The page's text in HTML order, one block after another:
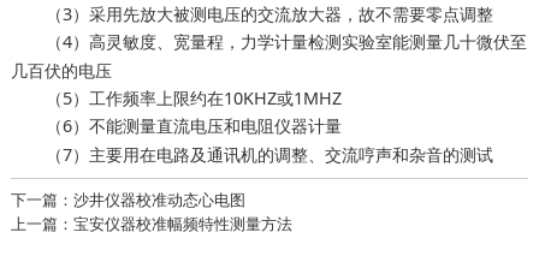
（3）采用先放大被测电压的交流放大器，故不需要零点调整
（4）高灵敏度、宽量程， 力学计量检测实验室能测量几十微伏至
几百伏的电压
（5）工作频率上限约在10KHZ或1MHZ
（6）不能测量直流电压和电阻仪器计量
（7）主要用在电路及通讯机的调整、交流哼声和杂音的测试
下一篇：沙井仪器校准动态心电图
上一篇：宝安仪器校准幅频特性测量方法